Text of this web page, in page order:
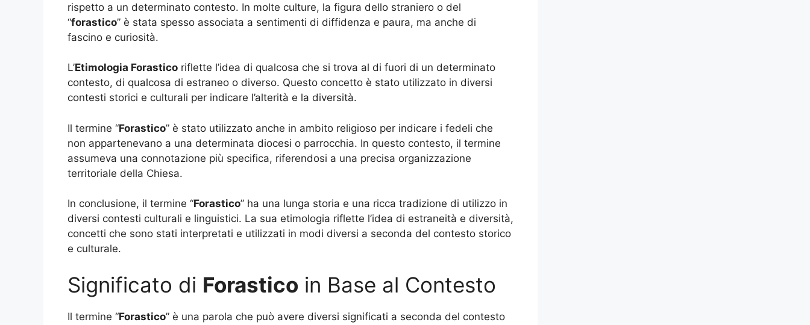
rispetto a un determinato contesto. In molte culture, la figura dello straniero o del
“forastico” è stata spesso associata a sentimenti di diffidenza e paura, ma anche di
fascino e curiosità.
L’Etimologia Forastico riflette l’idea di qualcosa che si trova al di fuori di un determinato
contesto, di qualcosa di estraneo o diverso. Questo concetto è stato utilizzato in diversi
contesti storici e culturali per indicare l’alterità e la diversità.
Il termine “Forastico” è stato utilizzato anche in ambito religioso per indicare i fedeli che
non appartenevano a una determinata diocesi o parrocchia. In questo contesto, il termine
assumeva una connotazione più specifica, riferendosi a una precisa organizzazione
territoriale della Chiesa.
In conclusione, il termine “Forastico” ha una lunga storia e una ricca tradizione di utilizzo in
diversi contesti culturali e linguistici. La sua etimologia riflette l’idea di estraneità e diversità,
concetti che sono stati interpretati e utilizzati in modi diversi a seconda del contesto storico
e culturale.
Significato di Forastico in Base al Contesto
Il termine “Forastico” è una parola che può avere diversi significati a seconda del contesto